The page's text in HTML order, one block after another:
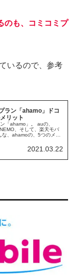
のも、コミコミプ
いるので、参考
ラン「ahamo」ドコ
リット
「ahamo」。 auの、
、そして、楽天モバ
、ahamoの、5つのメリ
2021.03.22